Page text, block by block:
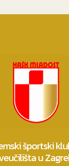
športski
u